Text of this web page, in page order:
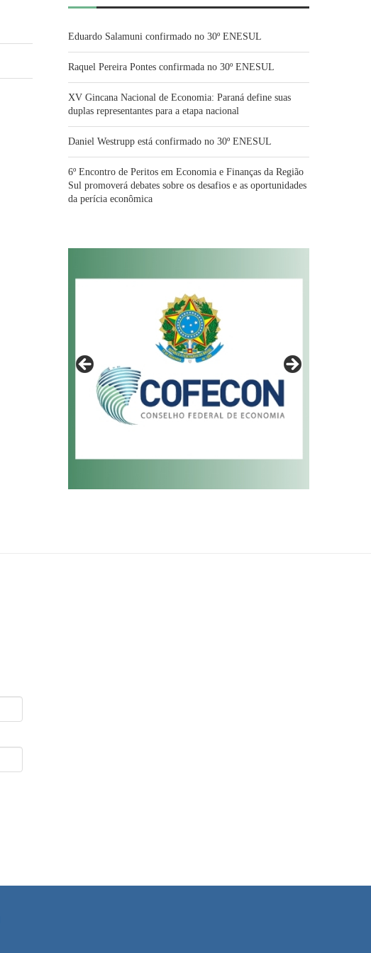
Eduardo Salamuni confirmado no 30º ENESUL
Raquel Pereira Pontes confirmada no 30º ENESUL
XV Gincana Nacional de Economia: Paraná define suas
duplas representantes para a etapa nacional
Daniel Westrupp está confirmado no 30º ENESUL
6º Encontro de Peritos em Economia e Finanças da Região
Sul promoverá debates sobre os desafios e as oportunidades
da perícia econômica